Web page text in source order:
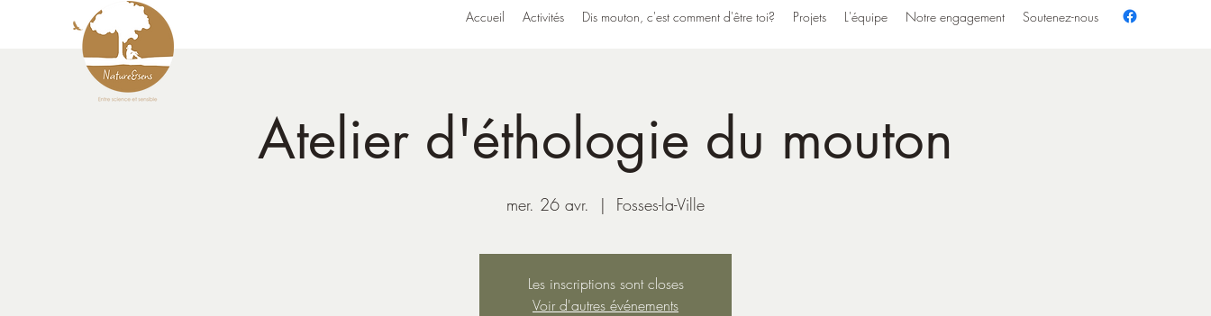
Accueil Activités Dis mouton, c'est comment d'être toi? Projets L'équipe Notre engagement Soutenez-nous
Atelier d'éthologie du mouton
mer. 26 avr.
  |
Fosses-la-Ville
Les inscriptions sont closes
Voir d'autres événements